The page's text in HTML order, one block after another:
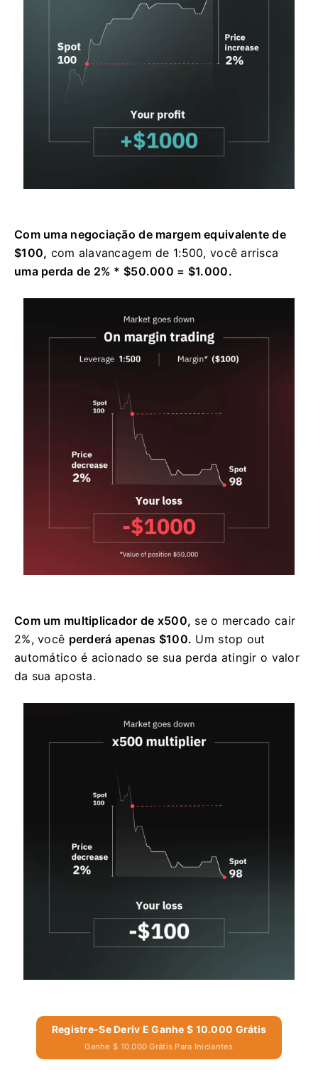
Com uma negociação de margem equivalente de
$100, com alavancagem de 1:500, você arrisca
uma perda de 2% * $50.000 = $1.000.
Com um multiplicador de x500, se o mercado cair
2%, você perderá apenas $100. Um stop out
automático é acionado se sua perda atingir o valor
da sua aposta.
Registre-Se Deriv E Ganhe $ 10.000 Grátis
Ganhe $ 10.000 Grátis Para Iniciantes